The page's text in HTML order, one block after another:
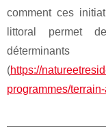
comment ces
littoral permet
(https://
programmes/